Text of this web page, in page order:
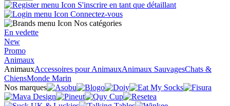
S'inscrire en tant que détaillant
Connectez-vous
Nos catégories
En vedette
New
Promo
Animaux
AnimauxAccessoires pour AnimauxAnimaux SauvagesChats &
ChiensMonde Marin
Nos marques